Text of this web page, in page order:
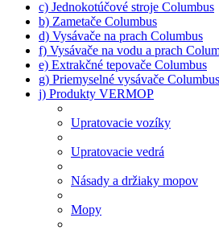
c) Jednokotúčové stroje Columbus
b) Zametače Columbus
d) Vysávače na prach Columbus
f) Vysávače na vodu a prach
e) Extrakčné tepovače Columbus
g) Priemyselné vysávače Columbus
j) Produkty VERMOP
Upratovacie vozíky
Upratovacie vedrá
Násady a držiaky mopov
Mopy